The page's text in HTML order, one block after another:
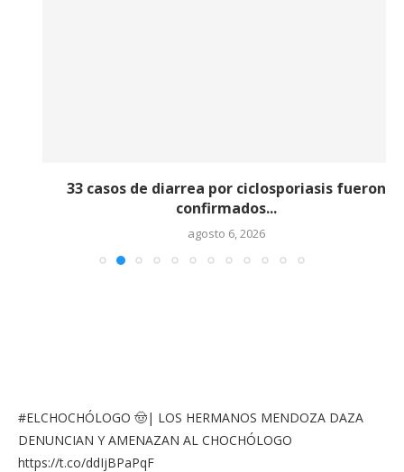
33 casos de diarrea por ciclosporiasis fueron
confirmados...
agosto 6, 2026
#ELCHOCHÓLOGO 🤠| LOS HERMANOS MENDOZA DAZA
DENUNCIAN Y AMENAZAN AL CHOCHÓLOGO
https://t.co/ddIjBPaPqF